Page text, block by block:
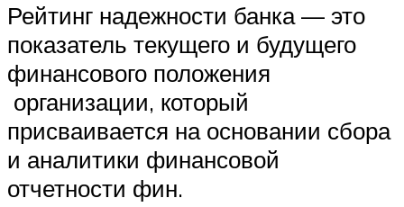
Рейтинг надежности банка — это
показатель текущего и будущего
финансового положения
организации, который
присваивается на основании сбора
и аналитики финансовой
отчетности фин.